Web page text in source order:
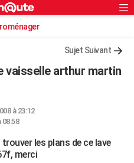
Sujet Suivant
vaisselle arthur martin
à 23:12
08:58
les plans de ce lave
merci